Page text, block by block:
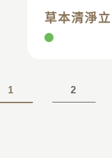
草本清淨
1 2